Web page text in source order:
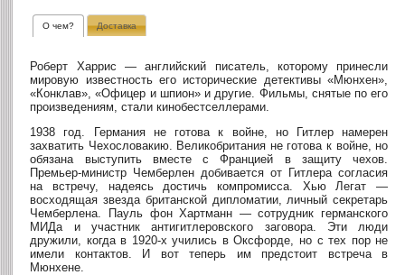
О чем? Доставка
Роберт Харрис — английский писатель, которому принесли
мировую известность его исторические детективы «Мюнхен»,
«Конклав», «Офицер и шпион» и другие. Фильмы, снятые по его
произведениям, стали кинобестселлерами.
1938 год. Германия не готова к войне, но Гитлер намерен
захватить Чехословакию. Великобритания не готова к войне, но
обязана выступить вместе с Францией в защиту чехов.
Премьер-министр Чемберлен добивается от Гитлера согласия
на встречу, надеясь достичь компромисса. Хью Легат —
восходящая звезда британской дипломатии, личный секретарь
Чемберлена. Пауль фон Хартманн — сотрудник германского
МИДа и участник антигитлеровского заговора. Эти люди
дружили, когда в 1920-х учились в Оксфорде, но с тех пор не
имели контактов. И вот теперь им предстоит встреча в
Мюнхене.